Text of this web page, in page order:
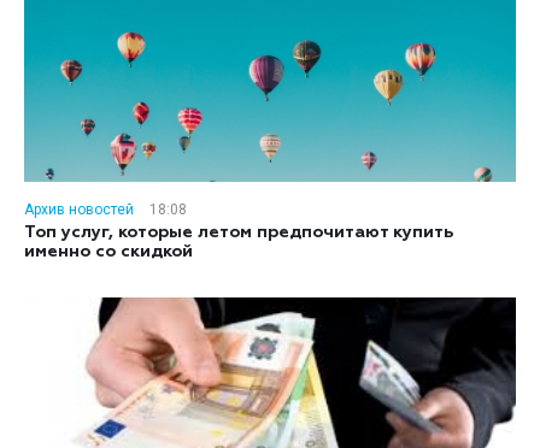
Архив новостей
18:08
Топ услуг, которые летом предпочитают купить
именно со скидкой